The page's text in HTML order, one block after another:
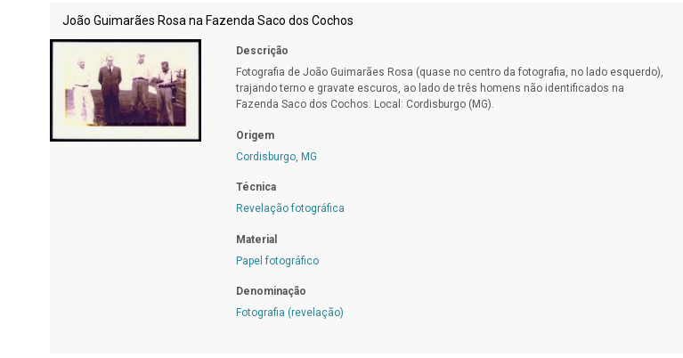
Resultados da lista de itens
João Guimarães Rosa na Fazenda Saco dos Cochos
Descrição
Fotografia de João Guimarães Rosa (quase no centro da fotografia, no lado esquerdo),
trajando terno e gravate escuros, ao lado de três homens não identificados na
Fazenda Saco dos Cochos. Local: Cordisburgo (MG).
Origem
Cordisburgo, MG
Técnica
Revelação fotográfica
Material
Papel fotográfico
Denominação
Fotografia (revelação)